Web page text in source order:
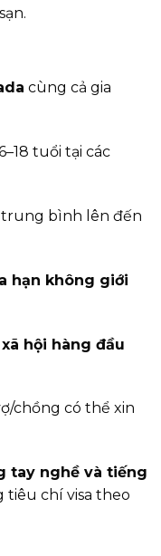
cùng cả gia
tuổi tại các
trung bình lên đến
hạn không giới
hội hàng đầu
chồng có thể xin
tay nghề và tiếng
tiêu chí visa theo